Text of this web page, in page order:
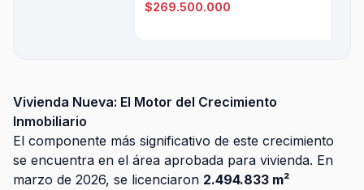
$269.500.000
Vivienda Nueva: El Motor del Crecimiento
Inmobiliario
El componente más significativo de este crecimiento
se encuentra en el área aprobada para vivienda. En
marzo de 2026, se licenciaron 2.494.833 m²